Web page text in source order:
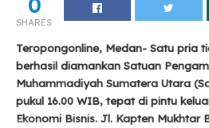
SHARES
Teropongonline, Medan- Satu pria
berhasil diamankan Satuan
Muhammadiyah Sumatera Utara
pukul 16.00 WIB, tepat di pintu
Ekonomi Bisnis. Jl. Kapten Mukhtar